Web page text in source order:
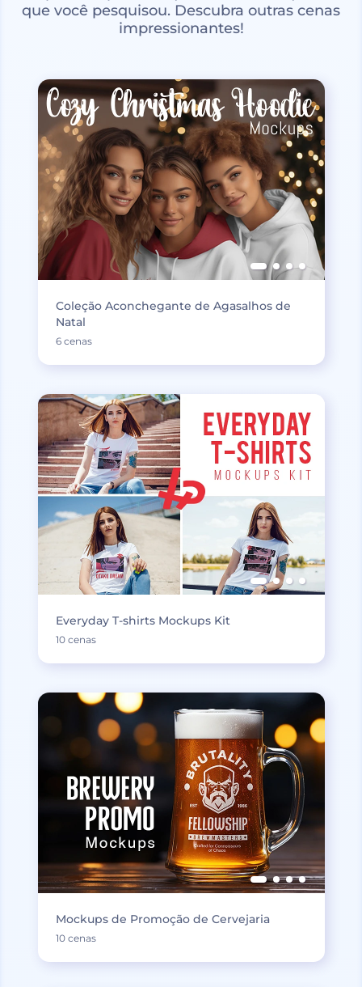
que você pesquisou. Descubra outras cenas
impressionantes!
Coleção Aconchegante de Agasalhos de
Natal
6 cenas
Everyday T-shirts Mockups Kit
10 cenas
Mockups de Promoção de Cervejaria
10 cenas